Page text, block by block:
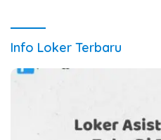
Info Loker Terbaru